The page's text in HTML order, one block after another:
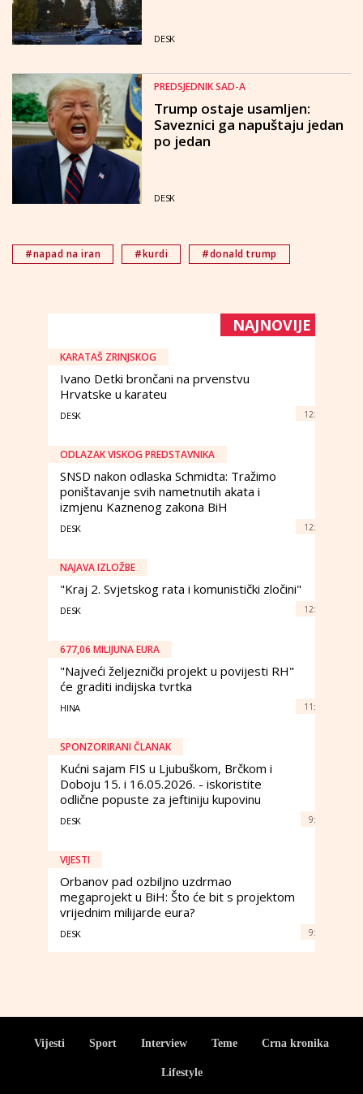
DESK
PREDSJEDNIK SAD-A
Trump ostaje usamljen:
Saveznici ga napuštaju jedan
po jedan
DESK
#napad na iran #kurdi #donald trump
NAJNOVIJE
KARATAŠ ZRINJSKOG
Ivano Detki brončani na prvenstvu
Hrvatske u karateu
DESK 12:
ODLAZAK VISKOG PREDSTAVNIKA
SNSD nakon odlaska Schmidta: Tražimo
poništavanje svih nametnutih akata i
izmjenu Kaznenog zakona BiH
DESK 12:
NAJAVA IZLOŽBE
"Kraj 2. Svjetskog rata i komunistički zločini"
DESK 12:
677,06 MILIJUNA EURA
"Najveći željeznički projekt u povijesti RH"
će graditi indijska tvrtka
HINA 11:
SPONZORIRANI ČLANAK
Kućni sajam FIS u Ljubuškom, Brčkom i
Doboju 15. i 16.05.2026. - iskoristite
odlične popuste za jeftiniju kupovinu
DESK 9:
VIJESTI
Orbanov pad ozbiljno uzdrmao
megaprojekt u BiH: Što će bit s projektom
vrijednim milijarde eura?
DESK 9:
Vijesti Sport Interview Teme Crna kronika
Lifestyle